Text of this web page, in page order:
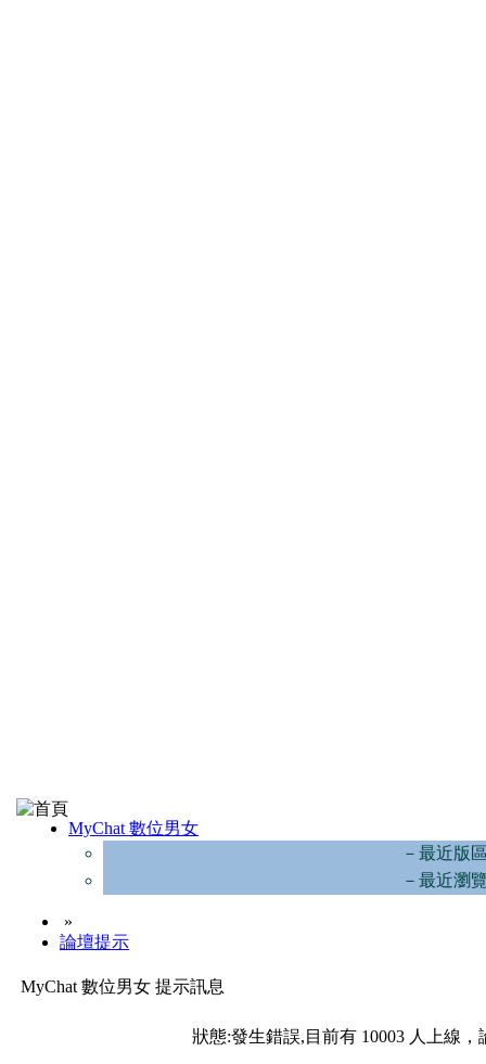
MyChat 數位男女
－最近版
－最近瀏
»
論壇提示
MyChat 數位男女 提示訊息
狀態:發生錯誤,目前有 10003 人上線